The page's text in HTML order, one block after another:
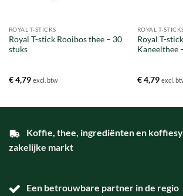
ROYAL T-STICKS
Royal T-stick Rooibos thee – 30
stuks
€4,79 excl. btw
ROYAL T-
Royal T-
Kaneelthee
€4,79 excl.
Koffie, thee, ingrediënten en
zakelijke markt
Een betrouwbare partner in de regio